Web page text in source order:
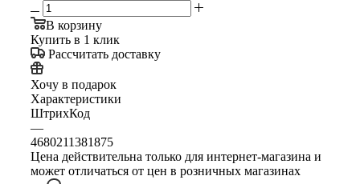
В корзину
Купить в 1 клик
Рассчитать доставку
Хочу в подарок
Характеристики
ШтрихКод
—
4680211381875
Цена действительна только для интернет-магазина и
может отличаться от цен в розничных магазинах